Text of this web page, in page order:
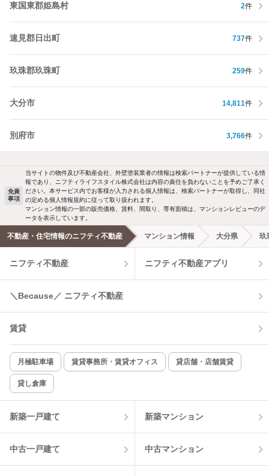
東国東郡姫島村 2件
速見郡日出町 737件
玖珠郡玖珠町 259件
大分市 14,811件
別府市 3,766件
免責
事項
当サイトの物件及び不動産会社、外壁塗装業者の情報は検索パートナーが提供している情
報であり、ニフティライフスタイル株式会社は内容の責任を負わないことを予めご了承く
ださい。本サービス内でお客様が入力される個人情報は、検索パートナーが取得し、同社
の定める個人情報規約に従って取り扱われます。
マンション情報の一部の販売価格、賃料、間取り、専有面積は、マンションレビューのデ
ータを表示しています。
不動産・住宅情報のニフティ不動産 マンション情報 大分県 玖
ニフティ不動産 ニフティ不動産アプリ
＼Because／ ニフティ不動産
賃貸
月極駐車場 賃貸事務所・賃貸オフィス 貸店舗・店舗賃貸
貸し倉庫
新築一戸建て 新築マンション
中古一戸建て 中古マンション